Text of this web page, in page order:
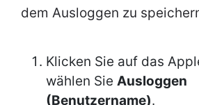
dem Ausloggen zu
Klicken Sie auf das
wählen Sie Ausloggen
(Benutzername).